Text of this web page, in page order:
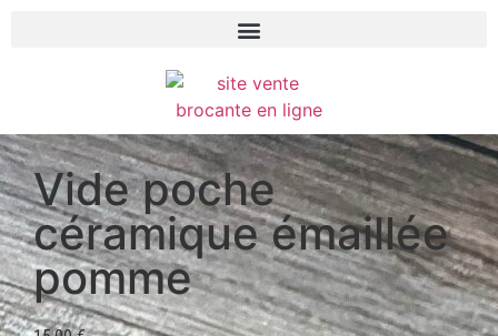
Vide poche
céramique émaillée
pomme